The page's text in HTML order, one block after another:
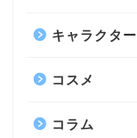
キャラクター
コスメ
コラム